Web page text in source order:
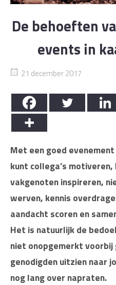
De behoeften
events in
21 december 2017
Met een goed
kunt collega’s
vakgenoten inspireren,
werven, kennis
aandacht scoren en
Het is natuurlijk de
niet onopgemerkt
genodigden uitzien naar
nog lang over napraten.